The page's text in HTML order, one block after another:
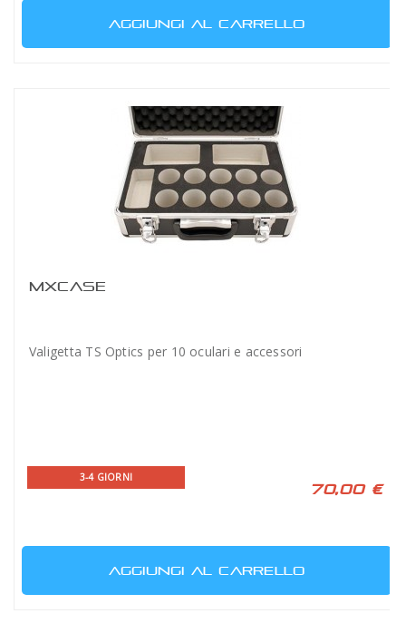
AGGIUNGI AL CARRELLO
MXCASE
Valigetta TS Optics per 10 oculari e accessori
3-4 GIORNI
70,00 €
AGGIUNGI AL CARRELLO